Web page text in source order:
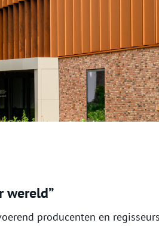
wereld”
producenten en